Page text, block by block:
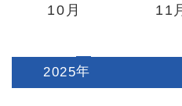
10
11
2025: